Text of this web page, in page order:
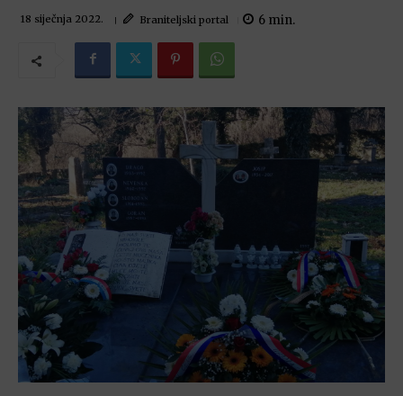
18 siječnja 2022. Braniteljski portal 6 min.